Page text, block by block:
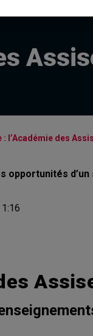
l’Académie des
opportunités